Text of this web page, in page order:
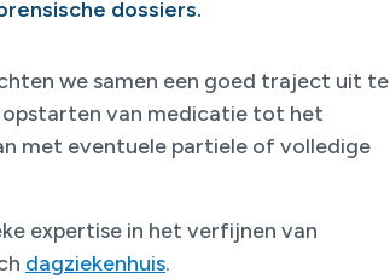
dossiers.
we samen een goed traject uit te
van medicatie tot het
met eventuele partiele of volledige
expertise in het verfijnen van
dagziekenhuis.